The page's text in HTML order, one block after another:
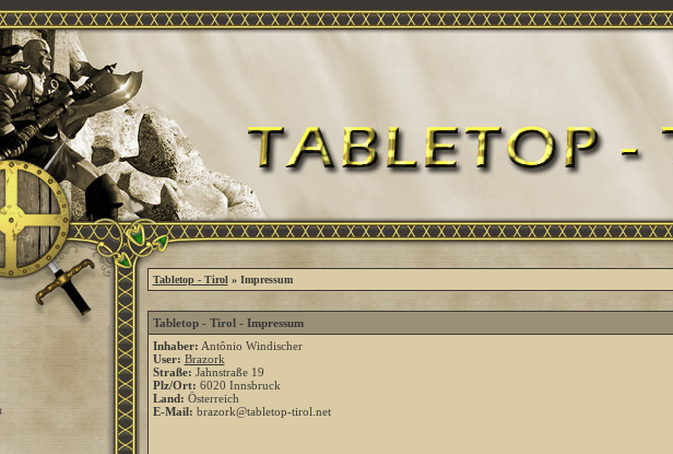
Tabletop - Tirol » Impressum
Tabletop - Tirol - Impressum
Inhaber: Antônio Windischer
User: Brazork
Straße: Jahnstraße 19
Plz/Ort: 6020 Innsbruck
Land: Österreich
E-Mail: brazork@tabletop-tirol.net